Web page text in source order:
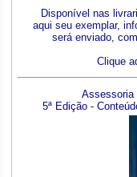
Disponível nas
aqui seu exemplar,
será enviado,
Clique
Assessoria
5ª Edição -